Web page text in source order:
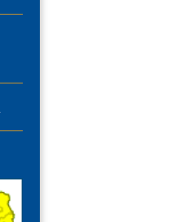
Alarmstufe